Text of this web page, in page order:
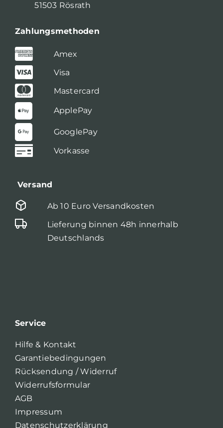
51503 Rösrath
Zahlungsmethoden
Amex
Visa
Mastercard
ApplePay
GooglePay
Vorkasse
Versand
Ab 10 Euro Versandkosten
Lieferung binnen 48h innerhalb
Deutschlands
Service
Hilfe & Kontakt
Garantiebedingungen
Rücksendung / Widerruf
Widerrufsformular
AGB
Impressum
Datenschutzerklärung